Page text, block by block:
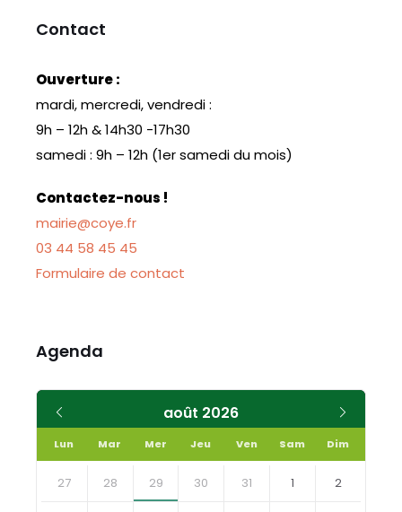
Contact
Ouverture :
mardi, mercredi, vendredi :
9h – 12h & 14h30 -17h30
samedi : 9h – 12h (1er samedi du mois)
Contactez-nous !
mairie@coye.fr
03 44 58 45 45
Formulaire de contact
Agenda
août 2026
précédent
Lun Mar Mer Jeu Ven Sam Dim
Skip
calendar
27 28 29 30 31 1 2